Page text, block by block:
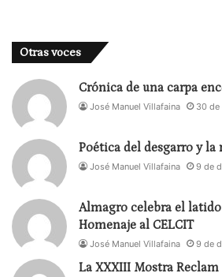
Otras voces
Crónica de una carpa
José Manuel Villafaina 30
Poética del desgarro y la
José Manuel Villafaina 9 de
Almagro celebra el
Homenaje al CELCIT
José Manuel Villafaina 9 de
La XXXIII Mostra